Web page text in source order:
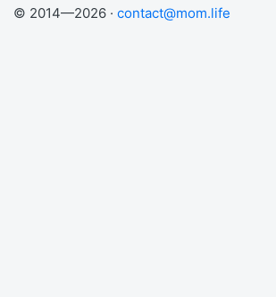
© 2014—2026 · contact@mom.life